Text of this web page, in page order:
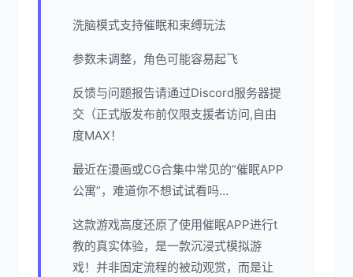
洗脑模式支持催眠和束缚玩法
参数未调整，角色可能容易起飞
反馈与问题报告请通过Discord服务器提
交（正式版发布前仅限支援者访问,自由
度MAX！
最近在漫画或CG合集中常见的“催眠APP
公寓”，难道你不想试试看吗…
这款游戏高度还原了使用催眠APP进行t
教的真实体验，是一款沉浸式模拟游
戏！并非固定流程的被动观赏，而是让